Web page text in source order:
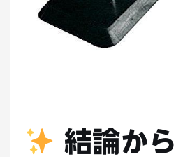
結論か